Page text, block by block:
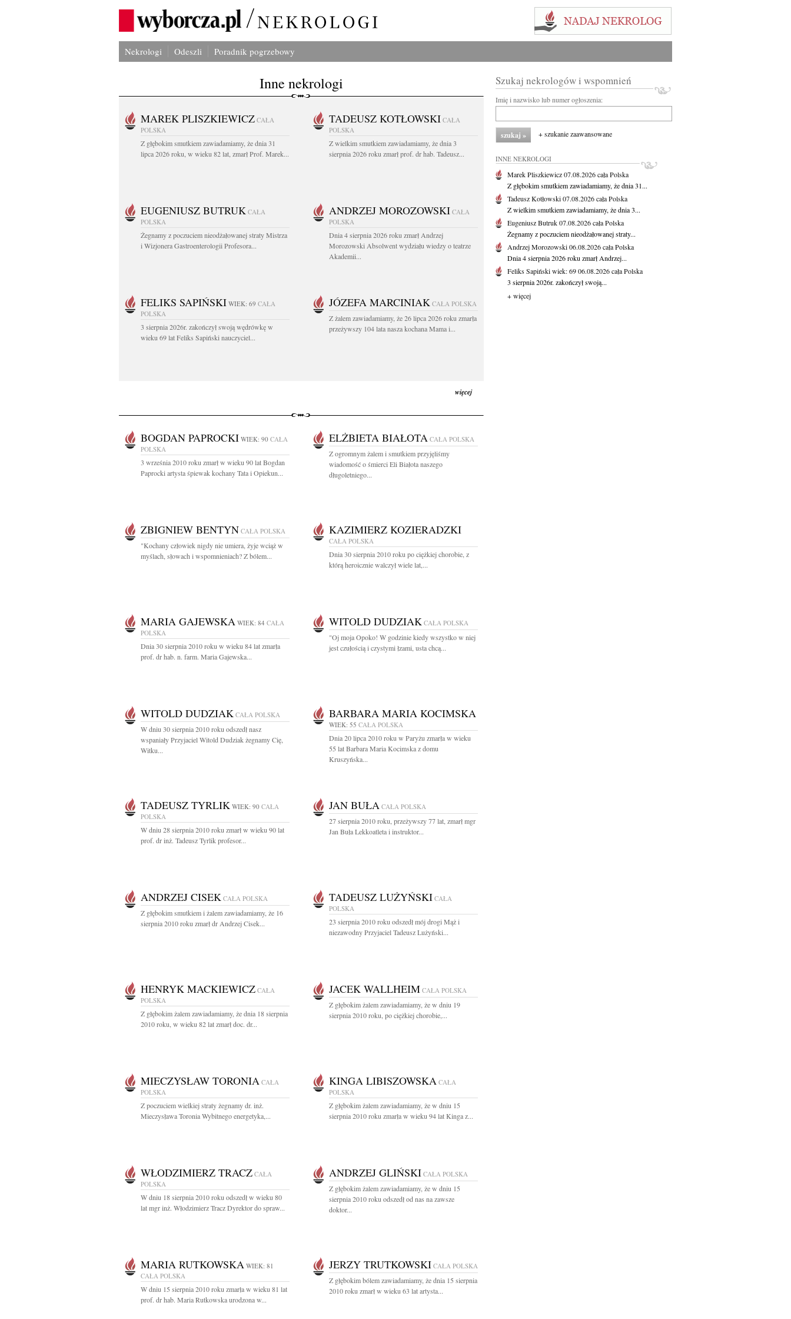
Nekrologi Odeszli Poradnik pogrzebowy
Inne nekrologi
MAREK PLISZKIEWICZ CAŁA
POLSKA
Z głębokim smutkiem zawiadamiamy, że dnia 31
lipca 2026 roku, w wieku 82 lat, zmarł Prof. Marek...
TADEUSZ KOTŁOWSKI CAŁA
POLSKA
Z wielkim smutkiem zawiadamiamy, że dnia 3
sierpnia 2026 roku zmarł prof. dr hab. Tadeusz...
EUGENIUSZ BUTRUK CAŁA
POLSKA
Żegnamy z poczuciem nieodżałowanej straty Mistrza
i Wizjonera Gastroenterologii Profesora...
ANDRZEJ MOROZOWSKI CAŁA
POLSKA
Dnia 4 sierpnia 2026 roku zmarł Andrzej
Morozowski Absolwent wydziału wiedzy o teatrze
Akademii...
FELIKS SAPIŃSKI WIEK: 69 CAŁA
POLSKA
3 sierpnia 2026r. zakończył swoją wędrówkę w
wieku 69 lat Feliks Sapiński nauczyciel...
JÓZEFA MARCINIAK CAŁA POLSKA
Z żalem zawiadamiamy, że 26 lipca 2026 roku zmarła
przeżywszy 104 lata nasza kochana Mama i...
więcej
BOGDAN PAPROCKI WIEK: 90 CAŁA
POLSKA
3 września 2010 roku zmarł w wieku 90 lat Bogdan
Paprocki artysta śpiewak kochany Tata i Opiekun...
ELŻBIETA BIAŁOTA CAŁA POLSKA
Z ogromnym żalem i smutkiem przyjęliśmy
wiadomość o śmierci Eli Białota naszego
długoletniego...
ZBIGNIEW BENTYN CAŁA POLSKA
"Kochany człowiek nigdy nie umiera, żyje wciąż w
myślach, słowach i wspomnieniach? Z bólem...
KAZIMIERZ KOZIERADZKI
CAŁA POLSKA
Dnia 30 sierpnia 2010 roku po ciężkiej chorobie, z
którą heroicznie walczył wiele lat,...
MARIA GAJEWSKA WIEK: 84 CAŁA
POLSKA
Dnia 30 sierpnia 2010 roku w wieku 84 lat zmarła
prof. dr hab. n. farm. Maria Gajewska...
WITOLD DUDZIAK CAŁA POLSKA
"Oj moja Opoko! W godzinie kiedy wszystko w niej
jest czułością i czystymi łzami, usta chcą...
WITOLD DUDZIAK CAŁA POLSKA
W dniu 30 sierpnia 2010 roku odszedł nasz
wspaniały Przyjaciel Witold Dudziak żegnamy Cię,
Witku...
BARBARA MARIA KOCIMSKA
WIEK: 55 CAŁA POLSKA
Dnia 20 lipca 2010 roku w Paryżu zmarła w wieku
55 lat Barbara Maria Kocimska z domu
Kruszyńska...
TADEUSZ TYRLIK WIEK: 90 CAŁA
POLSKA
W dniu 28 sierpnia 2010 roku zmarł w wieku 90 lat
prof. dr inż. Tadeusz Tyrlik profesor...
JAN BUŁA CAŁA POLSKA
27 sierpnia 2010 roku, przeżywszy 77 lat, zmarł mgr
Jan Buła Lekkoatleta i instruktor...
ANDRZEJ CISEK CAŁA POLSKA
Z głębokim smutkiem i żalem zawiadamiamy, że 16
sierpnia 2010 roku zmarł dr Andrzej Cisek...
TADEUSZ LUŻYŃSKI CAŁA
POLSKA
23 sierpnia 2010 roku odszedł mój drogi Mąż i
niezawodny Przyjaciel Tadeusz Lużyński...
HENRYK MACKIEWICZ CAŁA
POLSKA
Z głębokim żalem zawiadamiamy, że dnia 18 sierpnia
2010 roku, w wieku 82 lat zmarł doc. dr...
JACEK WALLHEIM CAŁA POLSKA
Z głębokim żalem zawiadamiamy, że w dniu 19
sierpnia 2010 roku, po ciężkiej chorobie,...
MIECZYSŁAW TORONIA CAŁA
POLSKA
Z poczuciem wielkiej straty żegnamy dr. inż.
Mieczysława Toronia Wybitnego energetyka,...
KINGA LIBISZOWSKA CAŁA
POLSKA
Z głębokim żalem zawiadamiamy, że w dniu 15
sierpnia 2010 roku zmarła w wieku 94 lat Kinga z...
WŁODZIMIERZ TRACZ CAŁA
POLSKA
W dniu 18 sierpnia 2010 roku odszedł w wieku 80
lat mgr inż. Włodzimierz Tracz Dyrektor do spraw...
ANDRZEJ GLIŃSKI CAŁA POLSKA
Z głębokim żalem zawiadamiamy, że w dniu 15
sierpnia 2010 roku odszedł od nas na zawsze
doktor...
MARIA RUTKOWSKA WIEK: 81
CAŁA POLSKA
W dniu 15 sierpnia 2010 roku zmarła w wieku 81 lat
prof. dr hab. Maria Rutkowska urodzona w...
JERZY TRUTKOWSKI CAŁA POLSKA
Z głębokim bólem zawiadamiamy, że dnia 15 sierpnia
2010 roku zmarł w wieku 63 lat artysta...
Szukaj nekrologów i wspomnień
Imię i nazwisko lub numer ogłoszenia:
+ szukanie zaawansowane
INNE NEKROLOGI
Marek Pliszkiewicz07.08.2026cała Polska
Z głębokim smutkiem zawiadamiamy, że dnia 31...
Tadeusz Kotłowski07.08.2026cała Polska
Z wielkim smutkiem zawiadamiamy, że dnia 3...
Eugeniusz Butruk07.08.2026cała Polska
Żegnamy z poczuciem nieodżałowanej straty...
Andrzej Morozowski06.08.2026cała Polska
Dnia 4 sierpnia 2026 roku zmarł Andrzej...
Feliks Sapińskiwiek: 6906.08.2026cała Polska
3 sierpnia 2026r. zakończył swoją...
+ więcej